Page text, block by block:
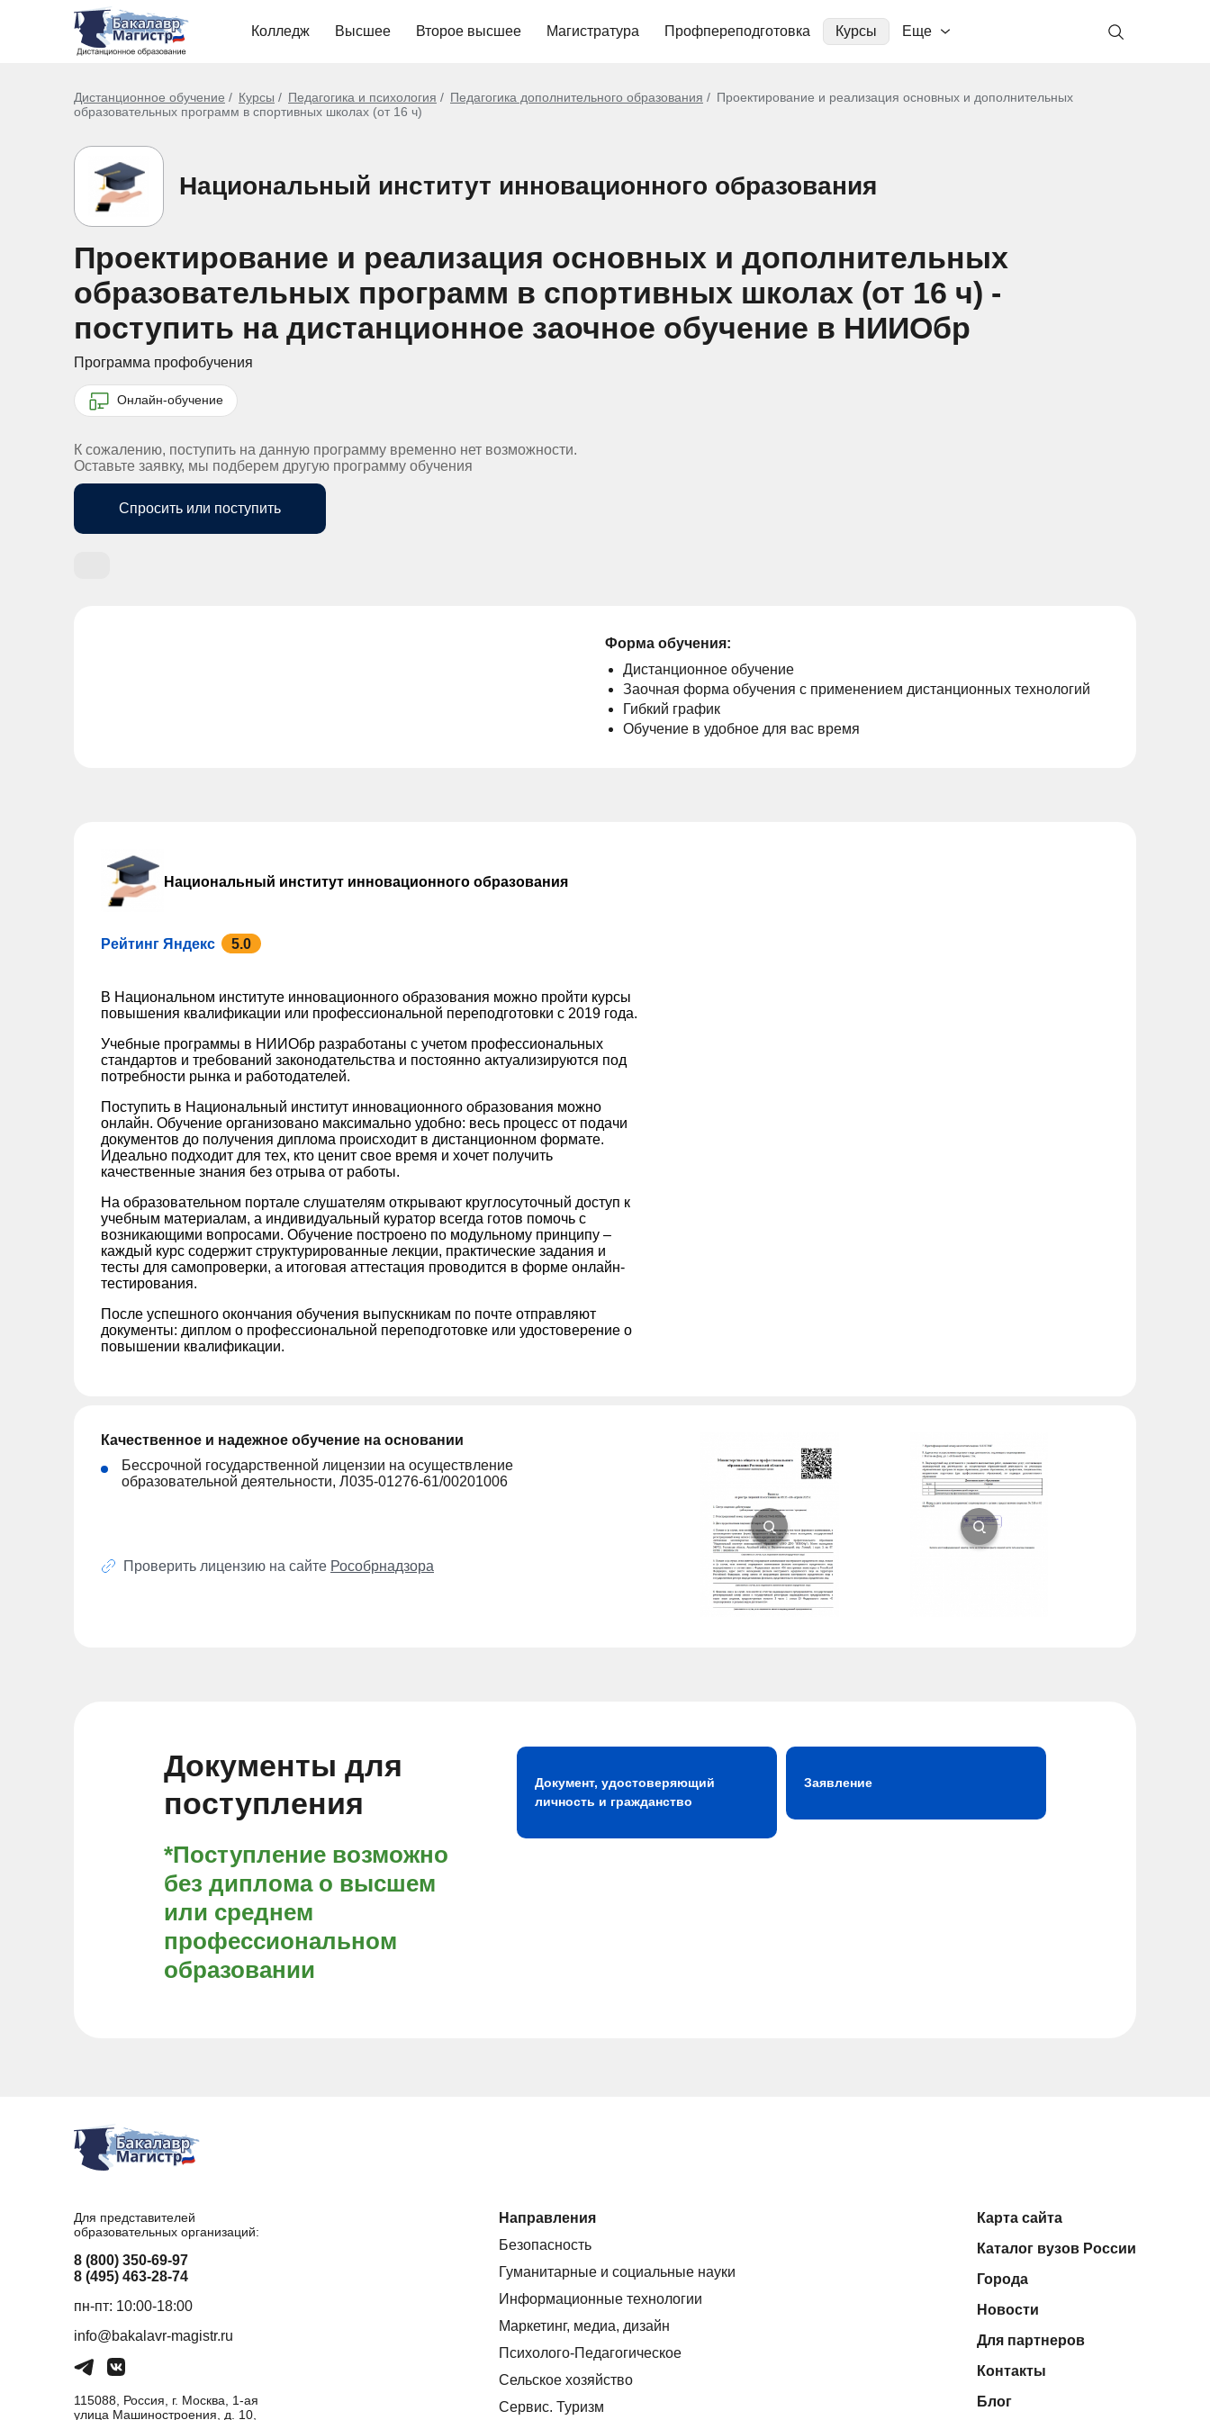
Колледж Высшее Второе высшее Магистратура Профпереподготовка Курсы Еще
Дистанционное обучение Курсы Педагогика и психология Педагогика дополнительного образования
Проектирование и реализация основных и дополнительных
образовательных программ в спортивных школах (от 16 ч)
Национальный институт инновационного образования
Проектирование и реализация основных и дополнительных
образовательных программ в спортивных школах (от 16 ч) -
поступить на дистанционное заочное обучение в НИИОбр
Программа профобучения
Онлайн-обучение
К сожалению, поступить на данную программу временно нет возможности.
Оставьте заявку, мы подберем другую программу обучения
Спросить или поступить
Форма обучения:
Дистанционное обучение
Заочная форма обучения с применением дистанционных технологий
Гибкий график
Обучение в удобное для вас время
Национальный институт инновационного образования
Рейтинг Яндекс 5.0
В Национальном институте инновационного образования можно пройти курсы
повышения квалификации или профессиональной переподготовки с 2019 года.
Учебные программы в НИИОбр разработаны с учетом профессиональных
стандартов и требований законодательства и постоянно актуализируются под
потребности рынка и работодателей.
Поступить в Национальный институт инновационного образования можно
онлайн. Обучение организовано максимально удобно: весь процесс от подачи
документов до получения диплома происходит в дистанционном формате.
Идеально подходит для тех, кто ценит свое время и хочет получить
качественные знания без отрыва от работы.
На образовательном портале слушателям открывают круглосуточный доступ к
учебным материалам, а индивидуальный куратор всегда готов помочь с
возникающими вопросами. Обучение построено по модульному принципу –
каждый курс содержит структурированные лекции, практические задания и
тесты для самопроверки, а итоговая аттестация проводится в форме онлайн-
тестирования.
После успешного окончания обучения выпускникам по почте отправляют
документы: диплом о профессиональной переподготовке или удостоверение о
повышении квалификации.
Качественное и надежное обучение на основании
Бессрочной государственной лицензии на осуществление
образовательной деятельности, Л035-01276-61/00201006
Проверить лицензию на сайте Рособрнадзора
Документы для
поступления
*Поступление возможно
без диплома о высшем
или среднем
профессиональном
образовании
Документ, удостоверяющий
личность и гражданство
Заявление
Для представителей
образовательных организаций:
8 (800) 350-69-97
8 (495) 463-28-74
пн-пт: 10:00-18:00
info@bakalavr-magistr.ru
115088, Россия, г. Москва, 1-ая
улица Машиностроения, д. 10,
Направления
Безопасность
Гуманитарные и социальные науки
Информационные технологии
Маркетинг, медиа, дизайн
Психолого-Педагогическое
Сельское хозяйство
Сервис. Туризм
Карта сайта
Каталог вузов России
Города
Новости
Для партнеров
Контакты
Блог